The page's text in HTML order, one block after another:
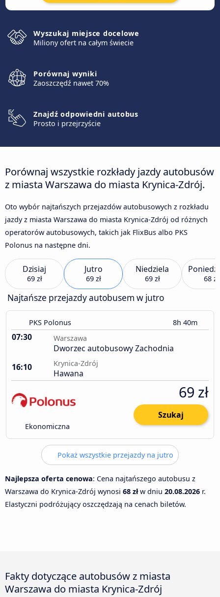
Wyszukaj miejsce docelowe
Miliony ofert na całym świecie
Porównaj wyniki
Zaoszczędź nawet 70%
Znajdź odpowiedni autobus
Prosto i przejrzyście
Porównaj wszystkie rozkłady jazdy autobusów
z miasta Warszawa do miasta Krynica-Zdrój.
Oto wybór najtańszych przejazdów autobusowych z rozkładu
jazdy z miasta Warszawa do miasta Krynica-Zdrój od różnych
operatorów autobusowych, takich jak FlixBus albo PKS
Polonus na następne dni.
Dzisiaj
69 zł
Jutro
69 zł
Niedziela
69 zł 68 zł
Najtańsze przejazdy autobusem w jutro
PKS Polonus 8h 40m
07:30 Warszawa
Dworzec autobusowy Zachodnia
16:10
Krynica-Zdrój
Hawana
Ekonomiczna
69 zł
Szukaj
Pokaż wszystkie przejazdy na jutro
Najlepsza oferta cenowa: Cena najtańszego autobusu z
Warszawa do Krynica-Zdrój wynosi 68 złw dniu 20.08.2026 r.
Elastyczni podróżujący oszczędzają na cenach biletów.
Fakty dotyczące autobusów z miasta
Warszawa do miasta Krynica-Zdrój